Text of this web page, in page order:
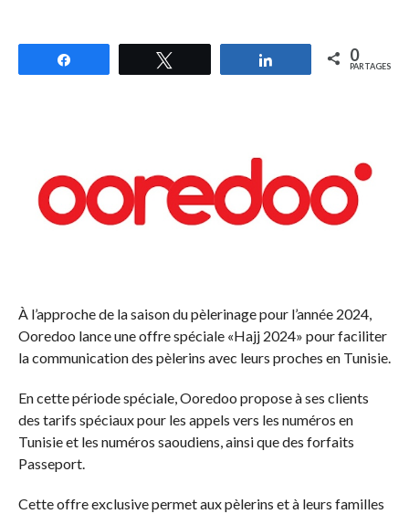
Partagez 0
PARTAGES
À l’approche de la saison du pèlerinage pour l’année 2024,
Ooredoo lance une offre spéciale «Hajj 2024» pour faciliter
la communication des pèlerins avec leurs proches en Tunisie.
En cette période spéciale, Ooredoo propose à ses clients
des tarifs spéciaux pour les appels vers les numéros en
Tunisie et les numéros saoudiens, ainsi que des forfaits
Passeport.
Cette offre exclusive permet aux pèlerins et à leurs familles